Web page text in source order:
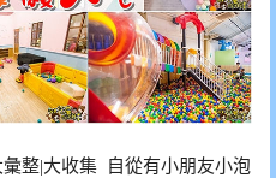
整|大收集 自從有小朋友小泡